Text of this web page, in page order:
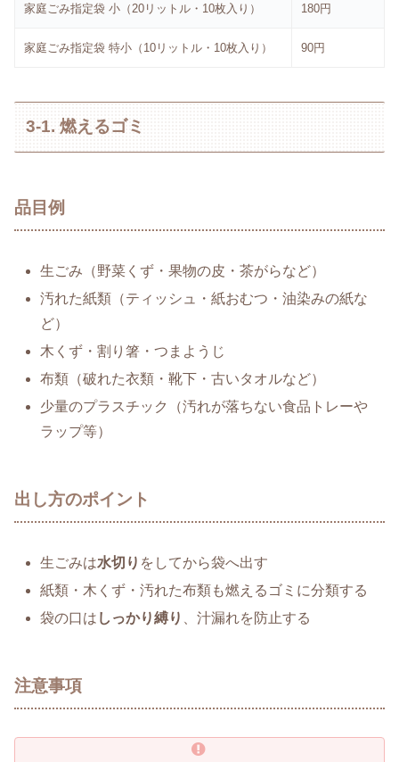
家庭ごみ指定袋 小（20リットル・10枚入り） 180円
家庭ごみ指定袋 特小（10リットル・10枚入り） 90円
3-1. 燃えるゴミ
品目例
生ごみ（野菜くず・果物の皮・茶がらなど）
汚れた紙類（ティッシュ・紙おむつ・油染みの紙な
ど）
木くず・割り箸・つまようじ
布類（破れた衣類・靴下・古いタオルなど）
少量のプラスチック（汚れが落ちない食品トレーや
ラップ等）
出し方のポイント
生ごみは水切り をしてから袋へ出す
紙類・木くず・汚れた布類も燃えるゴミに分類する
袋の口は しっかり縛り 、汁漏れを防止する
注意事項